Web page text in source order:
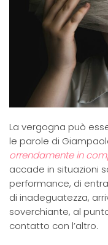
La vergogna può
le parole di
orrendamente in
accade in situazioni
performance, di
di inadeguatezza,
soverchiante, al
contatto con l’altro.